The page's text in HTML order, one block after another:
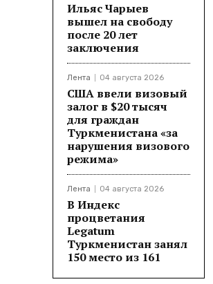
Ильяс Чарыев
вышел на свободу
после 20 лет
заключения
Лента 04 августа 2026
США ввели визовый
залог в $20 тысяч
для граждан
Туркменистана «за
нарушения визового
режима»
Лента 04 августа 2026
В Индекс
процветания
Legatum
Туркменистан занял
150 место из 161